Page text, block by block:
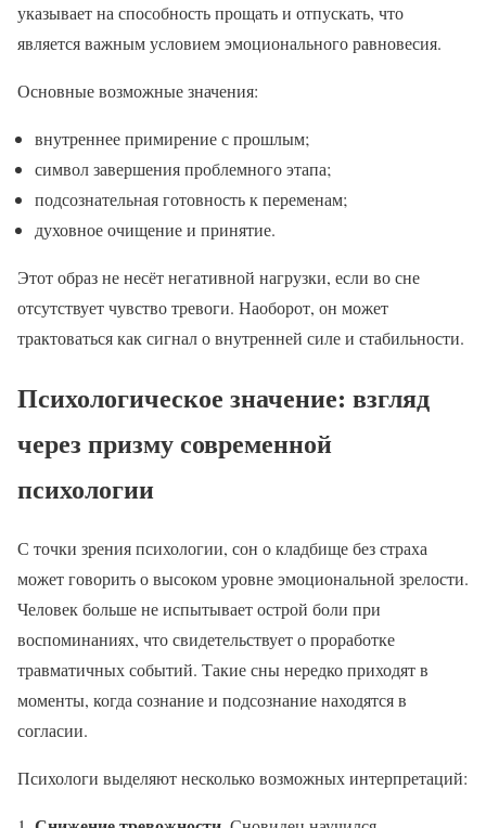
указывает на способность прощать и отпускать, что
является важным условием эмоционального равновесия.
Основные возможные значения:
внутреннее примирение с прошлым;
символ завершения проблемного этапа;
подсознательная готовность к переменам;
духовное очищение и принятие.
Этот образ не несёт негативной нагрузки, если во сне
отсутствует чувство тревоги. Наоборот, он может
трактоваться как сигнал о внутренней силе и стабильности.
Психологическое значение: взгляд
через призму современной
психологии
С точки зрения психологии, сон о кладбище без страха
может говорить о высоком уровне эмоциональной зрелости.
Человек больше не испытывает острой боли при
воспоминаниях, что свидетельствует о проработке
травматичных событий. Такие сны нередко приходят в
моменты, когда сознание и подсознание находятся в
согласии.
Психологи выделяют несколько возможных интерпретаций: